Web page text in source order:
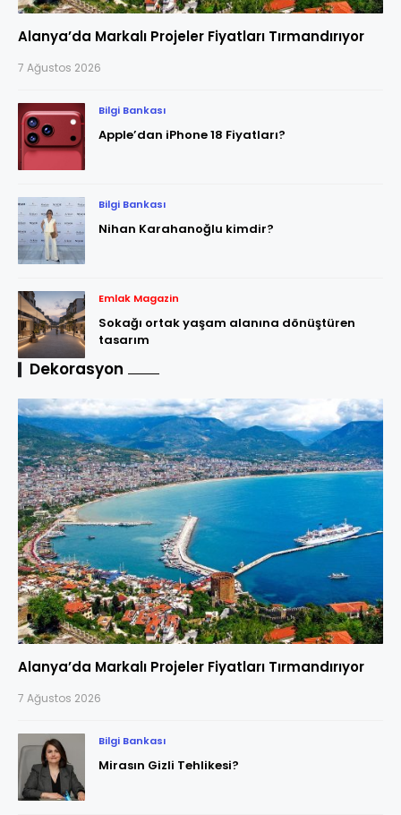
Alanya’da Markalı Projeler Fiyatları Tırmandırıyor
7 Ağustos 2026
Bilgi Bankası
Apple’dan iPhone 18 Fiyatları?
Bilgi Bankası
Nihan Karahanoğlu kimdir?
Emlak Magazin
Sokağı ortak yaşam alanına dönüştüren
tasarım
Dekorasyon
Alanya’da Markalı Projeler Fiyatları Tırmandırıyor
7 Ağustos 2026
Bilgi Bankası
Mirasın Gizli Tehlikesi?